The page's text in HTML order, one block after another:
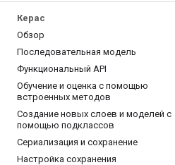
Керас
Обзор
Последовательная модель
Функциональный API
Обучение и оценка с помощью
встроенных методов
Создание новых слоев и моделей с
помощью подклассов
Сериализация и сохранение
Настройка сохранения